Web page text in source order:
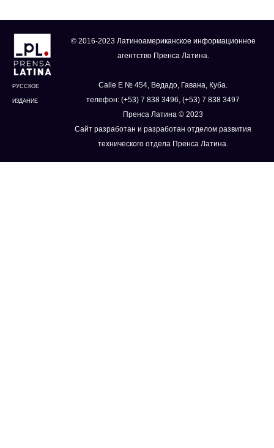
РУССКОЕ
ИЗДАНИЕ
© 2016-2023 Латиноамериканское информационное
агентство Пренса Латина.
Calle E № 454, Ведадо, Гавана, Куба.
телефон: (+53) 7 838 3496, (+53) 7 838 3497
Пренса Латина © 2023
Сайт разработан и разработан отделом развития
технического отдела Пренса Латина.